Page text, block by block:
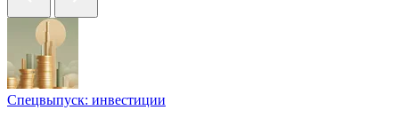
Спецвыпуск: инвестиции